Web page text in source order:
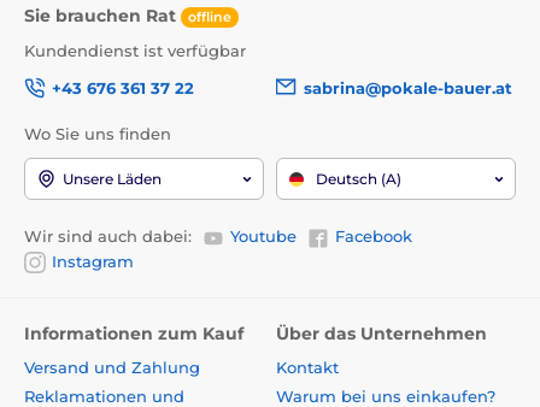
Sie brauchen Rat offline
Kundendienst ist verfügbar
+43 676 361 37 22
sabrina@pokale-bauer.at
Wo Sie uns finden
Unsere Läden Deutsch (A)
Wir sind auch dabei: Youtube
Facebook
Instagram
Informationen zum Kauf
Versand und Zahlung
Reklamationen und
Über das Unternehmen
Kontakt
Warum bei uns einkaufen?